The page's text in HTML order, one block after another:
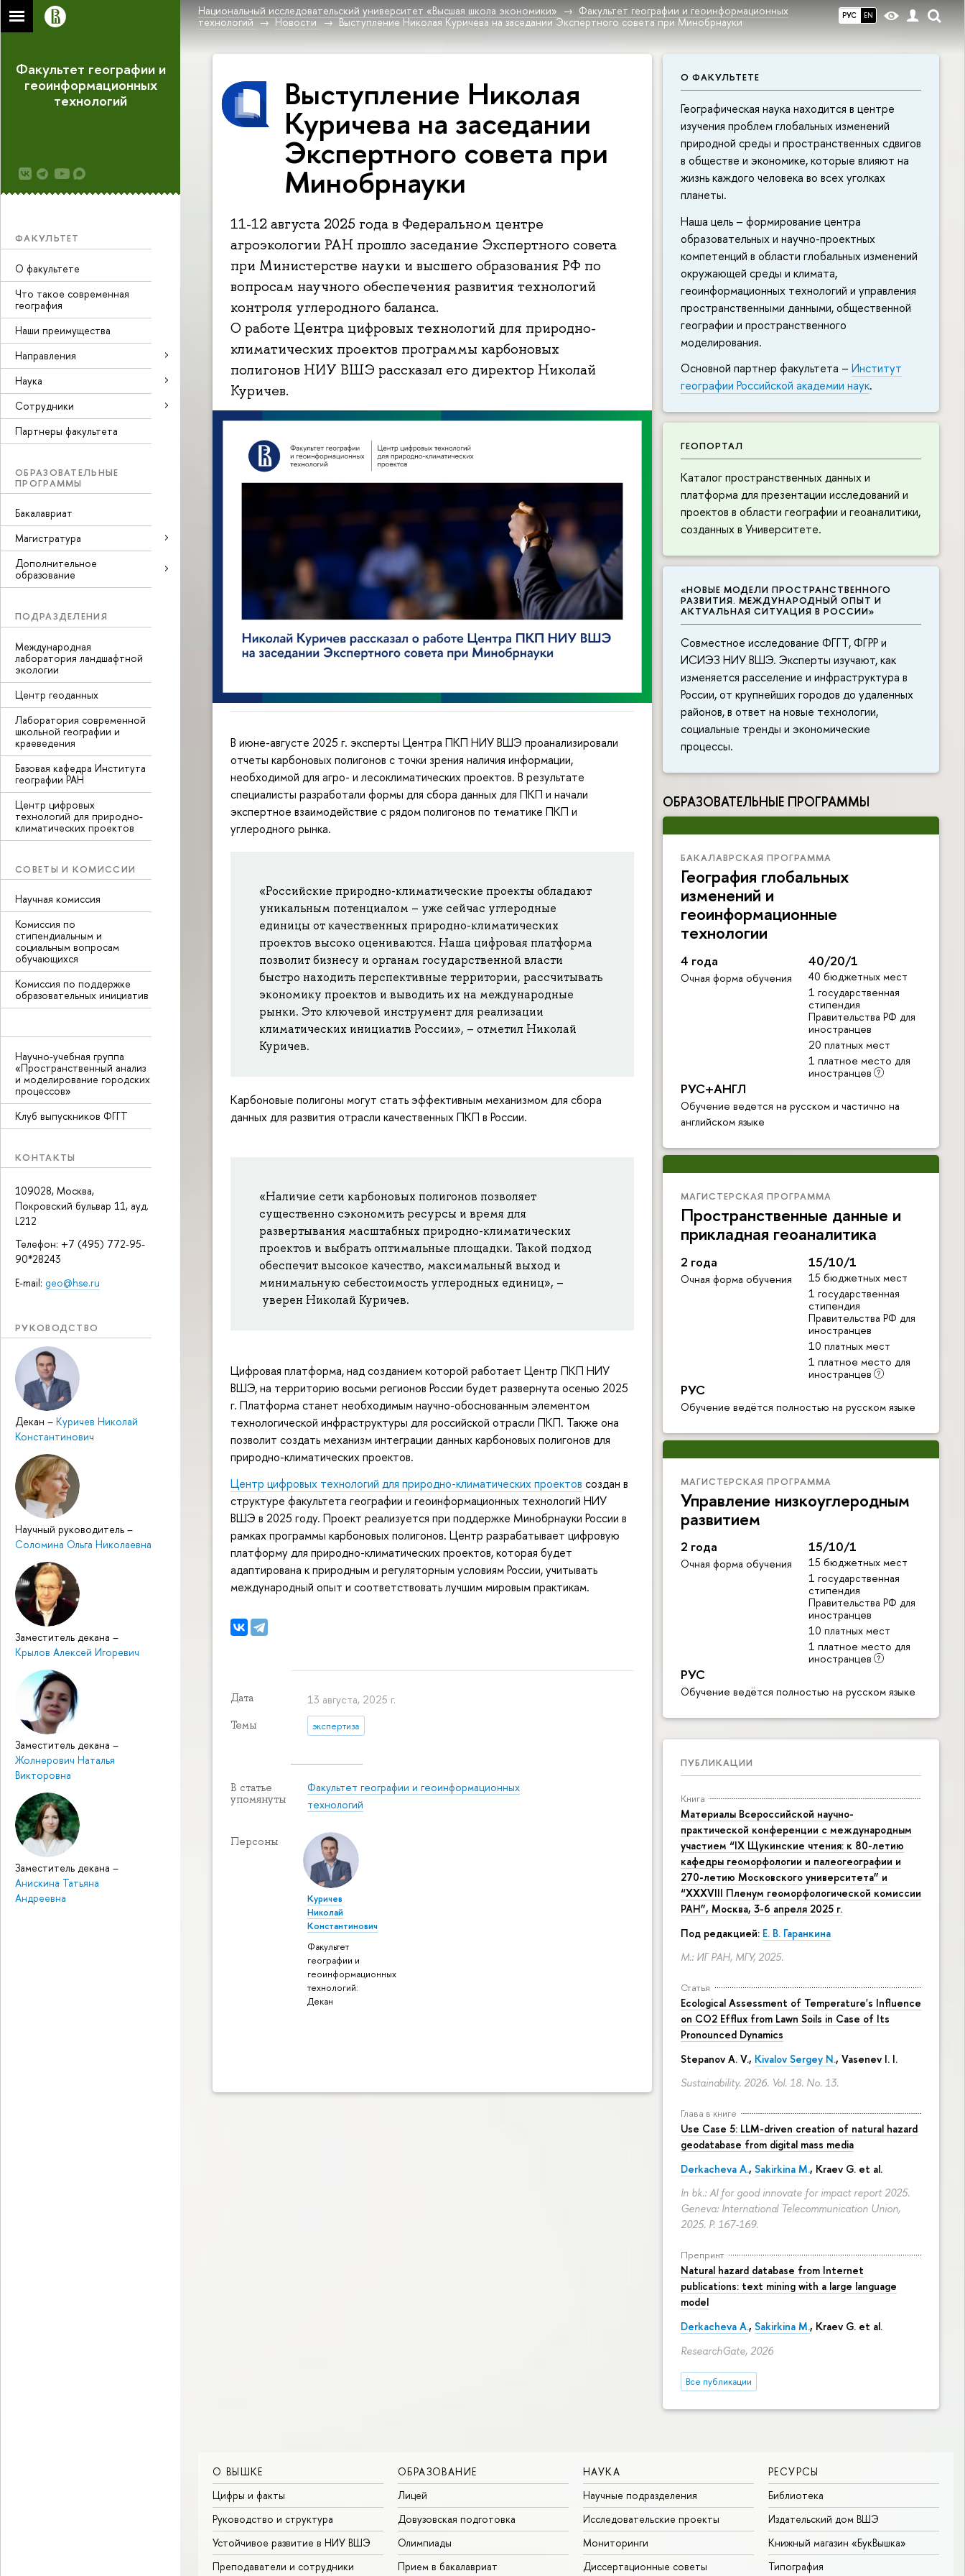
РУС EN
Национальный исследовательский университет «Высшая школа экономики»
Факультет географии и геоинформационных
технологий
Новости Выступление Николая Куричева на заседании Экспертного совета при Минобрнауки
Факультет географии и
геоинформационных
технологий
ФАКУЛЬТЕТ
О факультете
Что такое современная
география
Наши преимущества
Направления
Наука
Cотрудники
Партнеры факультета
ОБРАЗОВАТЕЛЬНЫЕ
ПРОГРАММЫ
Бакалавриат
Магистратура
Дополнительное
образование
ПОДРАЗДЕЛЕНИЯ
Международная
лаборатория ландшафтной
экологии
Центр геоданных
Лаборатория современной
школьной географии и
краеведения
Базовая кафедра Института
географии РАН
Центр цифровых
технологий для природно-
климатических проектов
СОВЕТЫ И КОМИССИИ
Научная комиссия
Комиссия по
стипендиальным и
социальным вопросам
обучающихся
Комиссия по поддержке
образовательных инициатив
Научно-учебная группа
«Пространственный анализ
и моделирование городских
процессов»
Клуб выпускников ФГГТ
КОНТАКТЫ
109028, Москва,
Покровский бульвар 11, ауд.
L212
Телефон: +7 (495) 772-95-
90*28243
E-mail: geo@hse.ru
РУКОВОДСТВО
Декан – Куричев Николай
Константинович
Научный руководитель –
Соломина Ольга Николаевна
Заместитель декана –
Крылов Алексей Игоревич
Заместитель декана –
Жолнерович Наталья
Викторовна
Заместитель декана –
Анискина Татьяна
Андреевна
О ФАКУЛЬТЕТЕ
Географическая наука находится в центре
изучения проблем глобальных изменений
природной среды и пространственных сдвигов
в обществе и экономике, которые влияют на
жизнь каждого человека во всех уголках
планеты.
Наша цель – формирование центра
образовательных и научно-проектных
компетенций в области глобальных изменений
окружающей среды и климата,
геоинформационных технологий и управления
пространственными данными, общественной
географии и пространственного
моделирования.
Основной партнер факультета – Институт
географии Российской академии наук.
ГЕОПОРТАЛ
Каталог пространственных данных и
платформа для презентации исследований и
проектов в области географии и геоаналитики,
созданных в Университете.
«НОВЫЕ МОДЕЛИ ПРОСТРАНСТВЕННОГО
РАЗВИТИЯ. МЕЖДУНАРОДНЫЙ ОПЫТ И
АКТУАЛЬНАЯ СИТУАЦИЯ В РОССИИ»
Совместное исследование ФГГТ, ФГРР и
ИСИЭЗ НИУ ВШЭ. Эксперты изучают, как
изменяется расселение и инфраструктура в
России, от крупнейших городов до удаленных
районов, в ответ на новые технологии,
социальные тренды и экономические
процессы.
ОБРАЗОВАТЕЛЬНЫЕ ПРОГРАММЫ
БАКАЛАВРСКАЯ ПРОГРАММА
География глобальных
изменений и
геоинформационные
технологии
4 года
Очная форма обучения
40/20/1
40 бюджетных мест
1 государственная
стипендия
Правительства РФ для
иностранцев
20 платных мест
1 платное место для
иностранцев
РУС+АНГЛ
Обучение ведется на русском и частично на
английском языке
МАГИСТЕРСКАЯ ПРОГРАММА
Пространственные данные и
прикладная геоаналитика
2 года
Очная форма обучения
15/10/1
15 бюджетных мест
1 государственная
стипендия
Правительства РФ для
иностранцев
10 платных мест
1 платное место для
иностранцев
РУС
Обучение ведётся полностью на русском языке
МАГИСТЕРСКАЯ ПРОГРАММА
Управление низкоуглеродным
развитием
2 года
Очная форма обучения
15/10/1
15 бюджетных мест
1 государственная
стипендия
Правительства РФ для
иностранцев
10 платных мест
1 платное место для
иностранцев
РУС
Обучение ведётся полностью на русском языке
ПУБЛИКАЦИИ
Книга
Материалы Всероссийской научно-
практической конференции с международным
участием “IX Щукинские чтения: к 80-летию
кафедры геоморфологии и палеогеографии и
270-летию Московского университета” и
“XXXVIII Пленум геоморфологической комиссии
РАН”, Москва, 3-6 апреля 2025 г.
Под редакцией: Е. В. Гаранкина
М.: ИГ РАН, МГУ, 2025.
Статья
Ecological Assessment of Temperature's Influence
on CO2 Efflux from Lawn Soils in Case of Its
Pronounced Dynamics
Stepanov A. V., Kivalov Sergey N., Vasenev I. I.
Sustainability. 2026. Vol. 18. No. 13.
Глава в книге
Use Case 5: LLM-driven creation of natural hazard
geodatabase from digital mass media
Derkacheva A., Sakirkina M., Kraev G. et al.
In bk.: AI for good innovate for impact report 2025.
Geneva: International Telecommunication Union,
2025. P. 167-169.
Препринт
Natural hazard database from Internet
publications: text mining with a large language
model
Derkacheva A., Sakirkina M., Kraev G. et al.
ResearchGate, 2026
Все публикации
Выступление Николая
Куричева на заседании
Экспертного совета при
Минобрнауки
11-12 августа 2025 года в Федеральном центре
агроэкологии РАН прошло заседание Экспертного совета
при Министерстве науки и высшего образования РФ по
вопросам научного обеспечения развития технологий
контроля углеродного баланса.
О работе Центра цифровых технологий для природно-
климатических проектов программы карбоновых
полигонов НИУ ВШЭ рассказал его директор Николай
Куричев.
В июне-августе 2025 г. эксперты Центра ПКП НИУ ВШЭ проанализировали
отчеты карбоновых полигонов с точки зрения наличия информации,
необходимой для агро- и лесоклиматических проектов. В результате
специалисты разработали формы для сбора данных для ПКП и начали
экспертное взаимодействие с рядом полигонов по тематике ПКП и
углеродного рынка.
«Российские природно-климатические проекты обладают
уникальным потенциалом – уже сейчас углеродные
единицы от качественных природно-климатических
проектов высоко оцениваются. Наша цифровая платформа
позволит бизнесу и органам государственной власти
быстро находить перспективные территории, рассчитывать
экономику проектов и выводить их на международные
рынки. Это ключевой инструмент для реализации
климатических инициатив России», – отметил Николай
Куричев.
Карбоновые полигоны могут стать эффективным механизмом для сбора
данных для развития отрасли качественных ПКП в России.
«Наличие сети карбоновых полигонов позволяет
существенно сэкономить ресурсы и время для
развертывания масштабных природно-климатических
проектов и выбрать оптимальные площадки. Такой подход
обеспечит высокое качество, максимальный выход и
минимальную себестоимость углеродных единиц», –
уверен Николай Куричев.
Цифровая платформа, над созданием которой работает Центр ПКП НИУ
ВШЭ, на территорию восьми регионов России будет развернута осенью 2025
г. Платформа станет необходимым научно-обоснованным элементом
технологической инфраструктуры для российской отрасли ПКП. Также она
позволит создать механизм интеграции данных карбоновых полигонов для
природно-климатических проектов.
Центр цифровых технологий для природно-климатических проектов создан в
структуре факультета географии и геоинформационных технологий НИУ
ВШЭ в 2025 году. Проект реализуется при поддержке Минобрнауки России в
рамках программы карбоновых полигонов. Центр разрабатывает цифровую
платформу для природно-климатических проектов, которая будет
адаптирована к природным и регуляторным условиям России, учитывать
международный опыт и соответствовать лучшим мировым практикам.
Дата 13 августа, 2025 г.
Темы экспертиза
В статье
упомянуты
Факультет географии и геоинформационных
технологий
Персоны
Куричев
Николай
Константинович
Факультет
географии и
геоинформационных
технологий:
Декан
О ВЫШКЕ
Цифры и факты
Руководство и структура
Устойчивое развитие в НИУ ВШЭ
Преподаватели и сотрудники
ОБРАЗОВАНИЕ
Лицей
Довузовская подготовка
Олимпиады
Прием в бакалавриат
НАУКА
Научные подразделения
Исследовательские проекты
Мониторинги
Диссертационные советы
РЕСУРСЫ
Библиотека
Издательский дом ВШЭ
Книжный магазин «БукВышка»
Типография